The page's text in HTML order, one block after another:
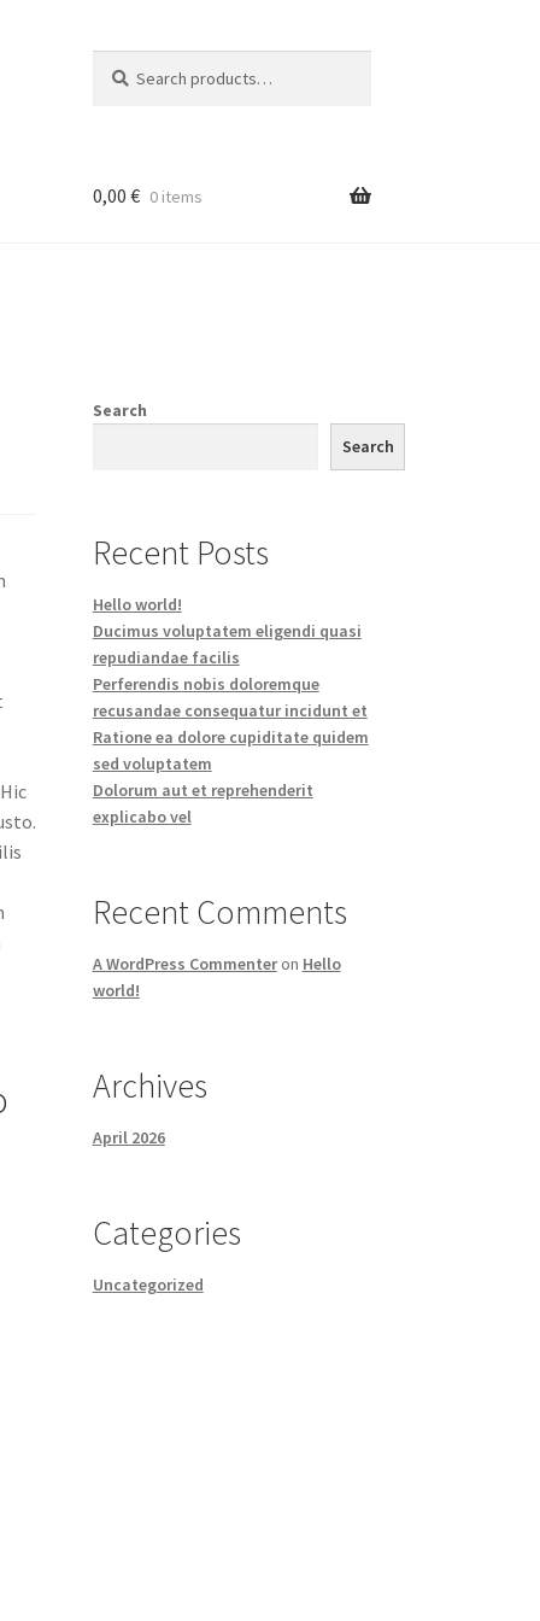
for:
0,00 € 0 items
Search
Search
Recent Posts
Hello world!
Ducimus voluptatem eligendi quasi
repudiandae facilis
Perferendis nobis doloremque
recusandae consequatur incidunt et
Ratione ea dolore cupiditate quidem
sed voluptatem
Dolorum aut et reprehenderit
explicabo vel
Recent Comments
A WordPress Commenteron Hello
world!
Archives
April 2026
Categories
Uncategorized